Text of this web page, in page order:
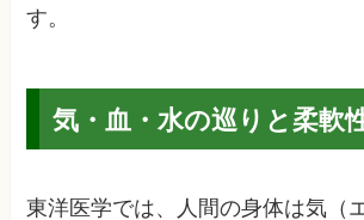
す。
気・血・水の巡りと柔軟
東洋医学では、人間の身体は気（